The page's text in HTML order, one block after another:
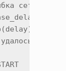
сети,
*
после